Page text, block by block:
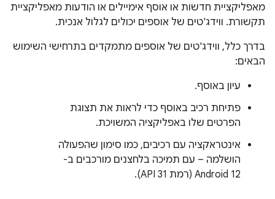
מאפליקציית חדשות או אוסף אימיילים או הודעות מאפליקציית
תקשורת. ווידג'טים של אוספים יכולים לגלול אנכית.
בדרך כלל, ווידג'טים של אוספים מתמקדים בתרחישי השימוש
הבאים:
עיון באוסף.
פתיחת רכיב באוסף כדי לראות את תצוגת
הפרטים שלו באפליקציה המשויכת.
אינטראקציה עם רכיבים, כמו סימון שהפעולה
הושלמה – עם תמיכה בלחצנים מורכבים ב-
Android 12 (רמת API 31).